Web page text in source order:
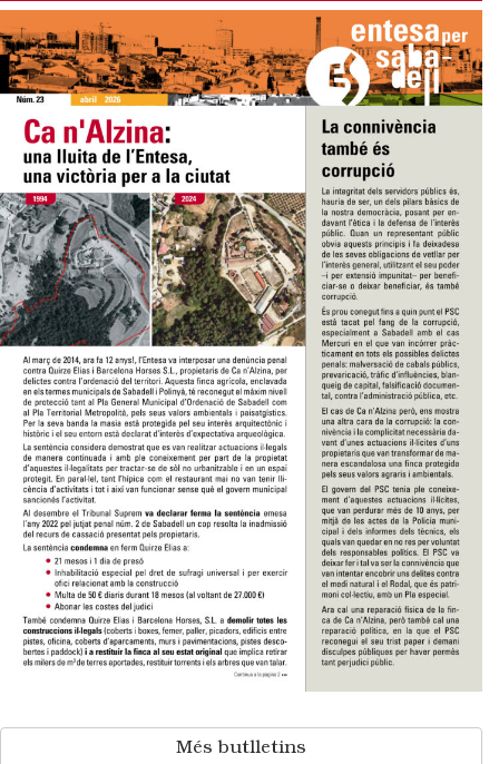
Més butlletins